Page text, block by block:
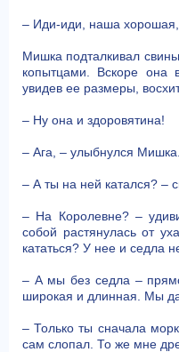
– Иди-иди, наша хорошая,
Мишка подталкивал
копытцами. Вскоре она
увидев ее размеры,
– Ну она и здоровятина!
– Ага, – улыбнулся Мишка.
– А ты на ней катался? –
– На Королевне? –
собой растянулась от
кататься? У нее и седла
– А мы без седла –
широкая и длинная. Мы
– Только ты сначала
сам слопал. То же мне